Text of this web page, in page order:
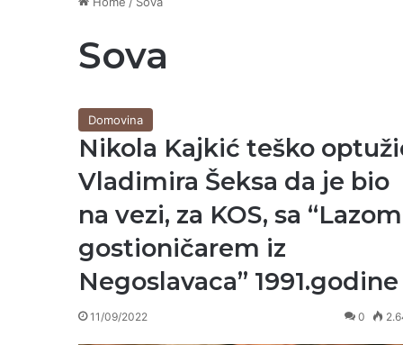
Sova
Domovina
Nikola Kajkić teško
Vladimira Šeksa da je bio
na vezi, za KOS, sa “Lazom
gostioničarem iz
Negoslavaca” 1991.godine
11/09/2022 0